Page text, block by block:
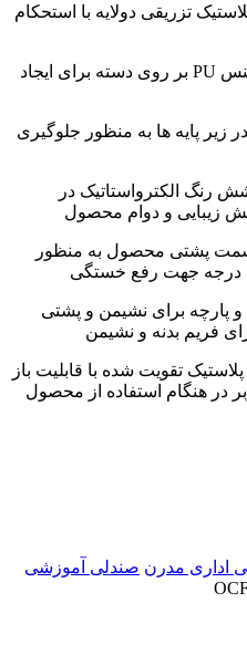
تزریقی دولایه با استحکام
3) استفاده از یک لایه پلاستیک از جنس PU بر روی دسته برای ایجاد
زیر پایه ها به منظور جلوگیری
رنگ الکترواستاتیک در
زیبایی و دوام محصول
قسمت پشتی محصول به منظور
و پارچه برای نشیمن و پشتی
فریم بدنه و نشیمن
تقویت شده با قابلیت باز
در هنگام استفاده از محصول
اداری مدرن صندلی آموزشی